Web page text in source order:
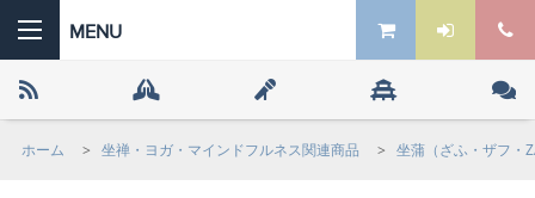
ホーム > 坐禅・ヨガ・マインドフルネス関連商品 > 坐蒲（ざふ・ザフ・